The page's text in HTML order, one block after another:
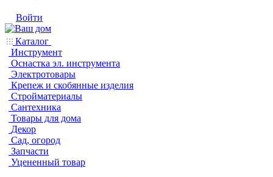
Войти
Каталог
Инструмент
Оснастка эл. инструмента
Электротовары
Крепеж и скобянные изделия
Стройматериалы
Сантехника
Товары для дома
Декор
Сад, огород
Запчасти
Уцененный товар